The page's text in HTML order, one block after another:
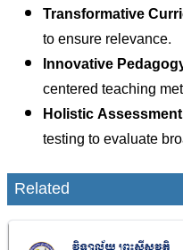
Transformative
to ensure relevance.
Innovative
centered teaching
Holistic
testing to evaluate
Related